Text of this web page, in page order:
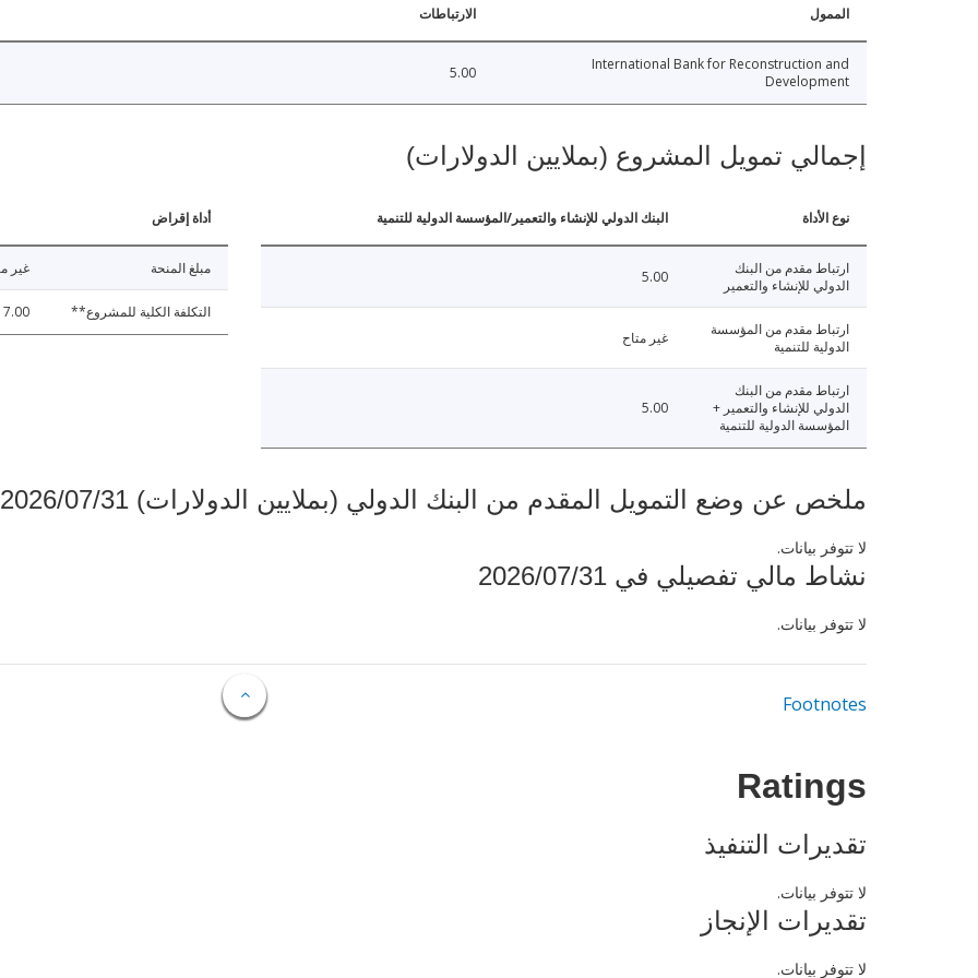
الممول الارتباطات
International Bank for Reconstruction and
Development
5.00
إجمالي تمويل المشروع (بملايين الدولارات)
نوع الأداة البنك الدولي للإنشاء والتعمير/المؤسسة الدولية للتنمية
ارتباط مقدم من البنك
الدولي للإنشاء والتعمير
5.00
ارتباط مقدم من المؤسسة
الدولية للتنمية
غير متاح
ارتباط مقدم من البنك
الدولي للإنشاء والتعمير +
المؤسسة الدولية للتنمية
5.00
أداة إقراض
مبلغ المنحة غير
التكلفة الكلية للمشروع** 7.00
ملخص عن وضع التمويل المقدم من البنك الدولي (بملايين الدولارات) 2026/07/31
لا تتوفر بيانات.
نشاط مالي تفصيلي في 2026/07/31
لا تتوفر بيانات.
Footnotes
Ratings
تقديرات التنفيذ
لا تتوفر بيانات.
تقديرات الإنجاز
لا تتوفر بيانات.